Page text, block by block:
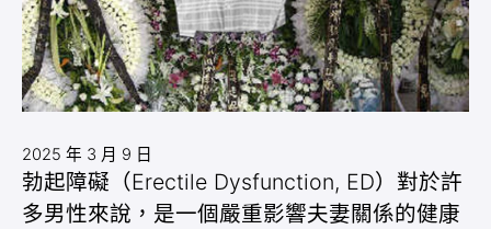
2025 年 3 月 9 日
勃起障礙（Erectile Dysfunction, ED）對於許
多男性來說，是一個嚴重影響夫妻關係的健康